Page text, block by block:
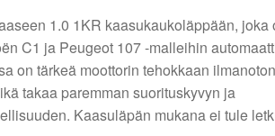
1.0 1KR kaasukaukoläppään, joka
C1 ja Peugeot 107 -malleihin
on tärkeä moottorin tehokkaan ilmanoton
takaa paremman suorituskyvyn ja
Kaasuläpän mukana ei tule